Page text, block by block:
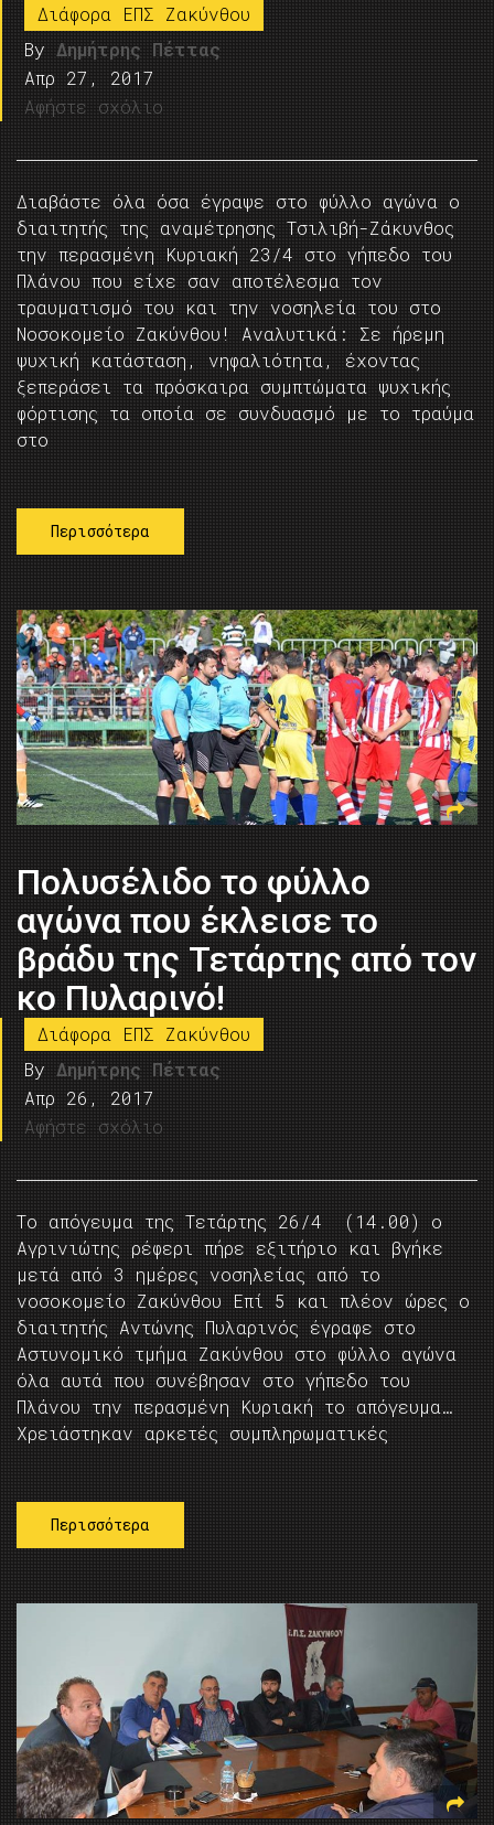
Διάφορα ΕΠΣ Ζακύνθου
By Δημήτρης Πέττας
Απρ 27, 2017
Αφήστε σχόλιο
Διαβάστε όλα όσα έγραψε στο φύλλο αγώνα ο
διαιτητής της αναμέτρησης Τσιλιβή-Ζάκυνθος
την περασμένη Κυριακή 23/4 στο γήπεδο του
Πλάνου που είχε σαν αποτέλεσμα τον
τραυματισμό του και την νοσηλεία του στο
Νοσοκομείο Ζακύνθου! Aναλυτικά: Σε ήρεμη
ψυχική κατάσταση, νηφαλιότητα, έχοντας
ξεπεράσει τα πρόσκαιρα συμπτώματα ψυχικής
φόρτισης τα οποία σε συνδυασμό με το τραύμα
στο
Περισσότερα
Πολυσέλιδο το φύλλο
αγώνα που έκλεισε το
βράδυ της Τετάρτης από τον
κο Πυλαρινό!
Διάφορα ΕΠΣ Ζακύνθου
By Δημήτρης Πέττας
Απρ 26, 2017
Αφήστε σχόλιο
Το απόγευμα της Τετάρτης 26/4 (14.00) ο
Αγρινιώτης ρέφερι πήρε εξιτήριο και βγήκε
μετά από 3 ημέρες νοσηλείας από το
νοσοκομείο Ζακύνθου Επί 5 και πλέον ώρες ο
διαιτητής Αντώνης Πυλαρινός έγραφε στο
Αστυνομικό τμήμα Ζακύνθου στο φύλλο αγώνα
όλα αυτά που συνέβησαν στο γήπεδο του
Πλάνου την περασμένη Κυριακή το απόγευμα…
Χρειάστηκαν αρκετές συμπληρωματικές
Περισσότερα